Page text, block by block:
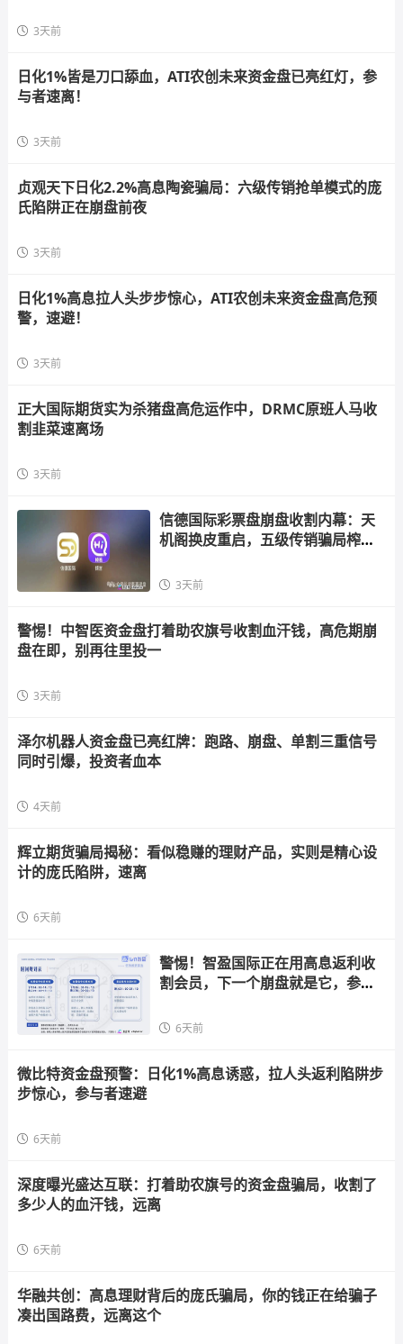
3天前
日化1%皆是刀口舔血，ATI农创未来资金盘已亮红灯，参
与者速离！
3天前
贞观天下日化2.2%高息陶瓷骗局：六级传销抢单模式的庞
氏陷阱正在崩盘前夜
3天前
日化1%高息拉人头步步惊心，ATI农创未来资金盘高危预
警，速避！
3天前
正大国际期货实为杀猪盘高危运作中，DRMC原班人马收
割韭菜速离场
3天前
信德国际彩票盘崩盘收割内幕：天
机阁换皮重启，五级传销骗局榨干
3天前
警惕！中智医资金盘打着助农旗号收割血汗钱，高危期崩
盘在即，别再往里投一
3天前
泽尔机器人资金盘已亮红牌：跑路、崩盘、单割三重信号
同时引爆，投资者血本
4天前
辉立期货骗局揭秘：看似稳赚的理财产品，实则是精心设
计的庞氏陷阱，速离
6天前
警惕！智盈国际正在用高息返利收
割会员，下一个崩盘就是它，参与
6天前
微比特资金盘预警：日化1%高息诱惑，拉人头返利陷阱步
步惊心，参与者速避
6天前
深度曝光盛达互联：打着助农旗号的资金盘骗局，收割了
多少人的血汗钱，远离
6天前
华融共创：高息理财背后的庞氏骗局，你的钱正在给骗子
凑出国路费，远离这个